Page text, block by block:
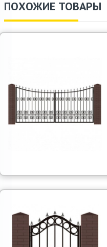
ПОХОЖИЕ ТОВАРЫ